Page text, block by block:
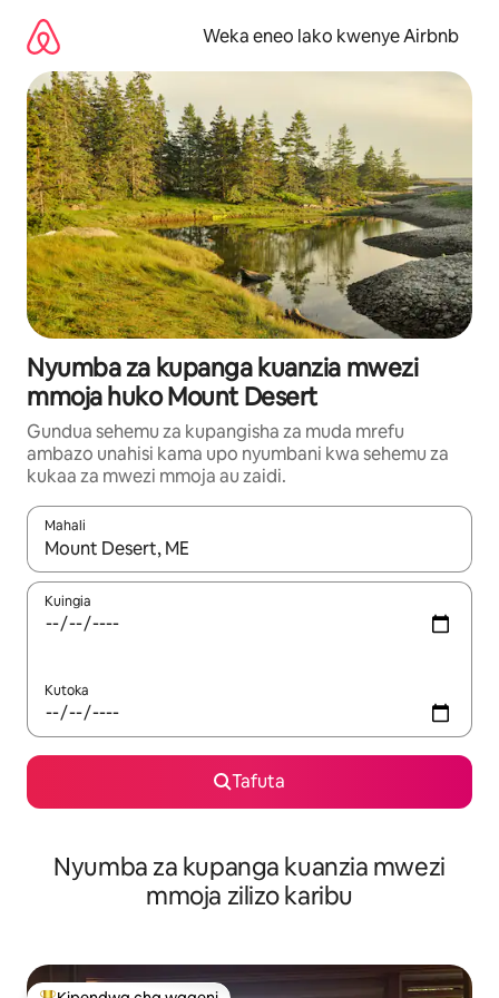
kwenda
kwenye
maudhui
Weka eneo lako kwenye Airbnb
Nyumba za kupanga kuanzia mwezi
mmoja huko Mount Desert
Gundua sehemu za kupangisha za muda mrefu
ambazo unahisi kama upo nyumbani kwa sehemu za
kukaa za mwezi mmoja au zaidi.
Mahali
Wakati matokeo yanapatikana, vinjari kwa kutumia vitufe vya
Kuingia
Kutoka
Tafuta
Nyumba za kupanga kuanzia mwezi
mmoja zilizo karibu